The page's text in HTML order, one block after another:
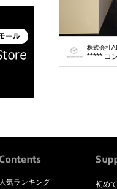
株式会社
***** コ
人気ランキング
初め